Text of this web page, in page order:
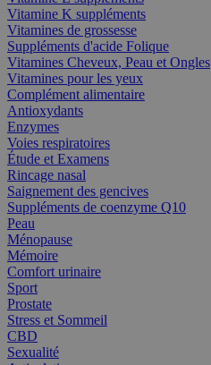
Vitamine K suppléments
Vitamines de grossesse
Suppléments d'acide Folique
Vitamines Cheveux, Peau et Ongles
Vitamines pour les yeux
Complément alimentaire
Antioxydants
Enzymes
Voies respiratoires
Étude et Examens
Rincage nasal
Saignement des gencives
Suppléments de coenzyme Q10
Peau
Ménopause
Mémoire
Comfort urinaire
Sport
Prostate
Stress et Sommeil
CBD
Sexualité